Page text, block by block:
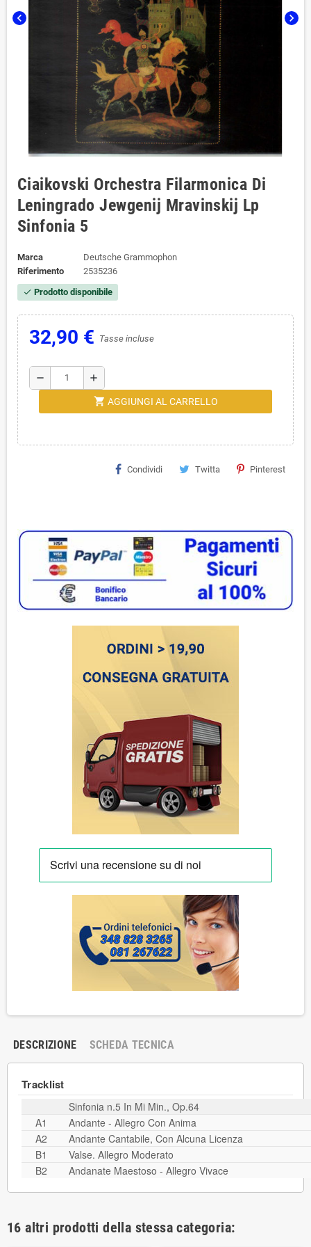
chevron_left chevron_right
Ciaikovski Orchestra Filarmonica Di
Leningrado Jewgenij Mravinskij Lp
Sinfonia 5
Marca
Deutsche Grammophon
Riferimento
2535236
check Prodotto disponibile
32,90 € Tasse incluse
remove add
shopping_cart AGGIUNGI AL CARRELLO
Condividi Twitta Pinterest
DESCRIZIONE SCHEDA TECNICA
Tracklist
Sinfonia n.5 In Mi Min., Op.64
A1
Andante - Allegro Con Anima
A2
Andante Cantabile, Con Alcuna Licenza
B1
Valse. Allegro Moderato
B2
Andanate Maestoso - Allegro Vivace
16 altri prodotti della stessa categoria: